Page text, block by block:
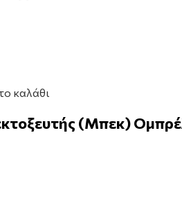
καλάθι
(Μπεκ)